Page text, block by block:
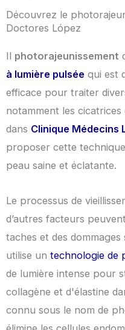
Découvrez le
Doctores López
Il photorajeunissement
à lumière pulsée qui est
efficace pour traiter
notamment les
dans Clinique Médecins
proposer cette
peau saine et éclatante.
Le processus de
d’autres facteurs
taches et des
utilise un technologie de
de lumière intense pour
collagène et d'élastine
connu sous le nom de